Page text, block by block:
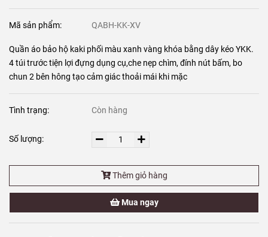
Mã sản phẩm: QABH-KK-XV
Quần áo bảo hộ kaki phối màu xanh vàng khóa bằng dây kéo YKK.
4 túi trước tiện lợi đựng dụng cụ,che nẹp chìm, đính nút bấm, bo
chun 2 bên hông tạo cảm giác thoải mái khi mặc
Tình trạng: Còn hàng
Số lượng:
Thêm giỏ hàng
Mua ngay